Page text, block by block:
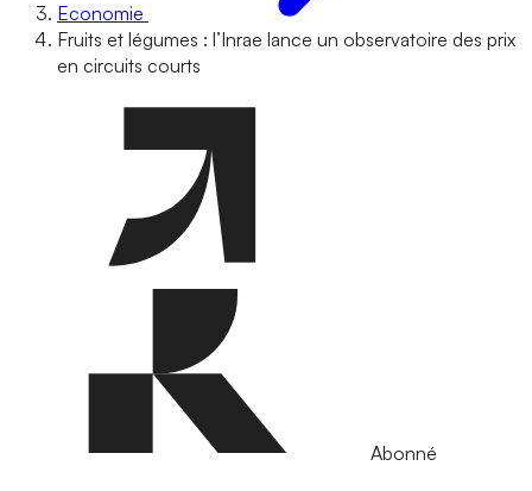
Economie
Fruits et légumes : l’Inrae lance un observatoire des prix
en circuits courts
Abonné